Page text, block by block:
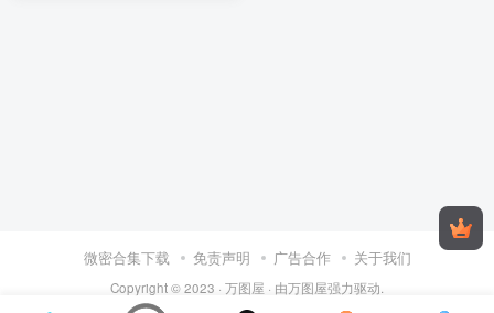
微密合集下载 免责声明 广告合作 关于我们
Copyright © 2023 · 万图屋 · 由万图屋强力驱动.